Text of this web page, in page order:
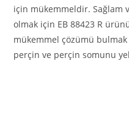
için mükemmeldir. Sağlam
olmak için EB 88423 R
mükemmel çözümü
perçin ve perçin somunu